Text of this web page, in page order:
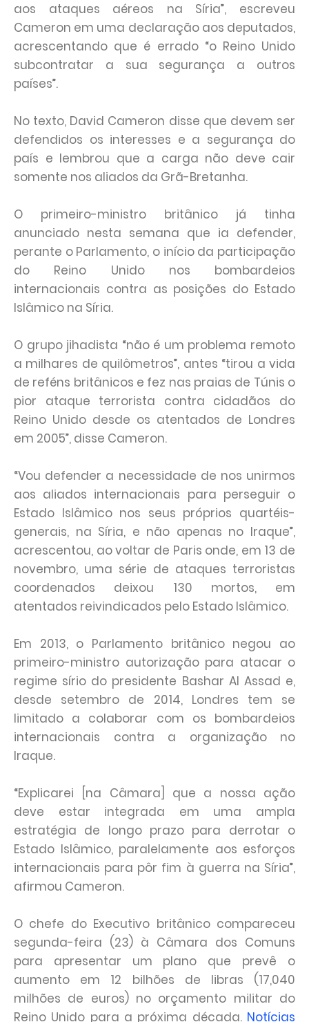
aos ataques aéreos na Síria”, escreveu
Cameron em uma declaração aos deputados,
acrescentando que é errado “o Reino Unido
subcontratar a sua segurança a outros
países”.
No texto, David Cameron disse que devem ser
defendidos os interesses e a segurança do
país e lembrou que a carga não deve cair
somente nos aliados da Grã-Bretanha.
O primeiro-ministro britânico já tinha
anunciado nesta semana que ia defender,
perante o Parlamento, o início da participação
do Reino Unido nos bombardeios
internacionais contra as posições do Estado
Islâmico na Síria.
O grupo jihadista “não é um problema remoto
a milhares de quilômetros”, antes “tirou a vida
de reféns britânicos e fez nas praias de Túnis o
pior ataque terrorista contra cidadãos do
Reino Unido desde os atentados de Londres
em 2005”, disse Cameron.
“Vou defender a necessidade de nos unirmos
aos aliados internacionais para perseguir o
Estado Islâmico nos seus próprios quartéis-
generais, na Síria, e não apenas no Iraque”,
acrescentou, ao voltar de Paris onde, em 13 de
novembro, uma série de ataques terroristas
coordenados deixou 130 mortos, em
atentados reivindicados pelo Estado Islâmico.
Em 2013, o Parlamento britânico negou ao
primeiro-ministro autorização para atacar o
regime sírio do presidente Bashar Al Assad e,
desde setembro de 2014, Londres tem se
limitado a colaborar com os bombardeios
internacionais contra a organização no
Iraque.
“Explicarei [na Câmara] que a nossa ação
deve estar integrada em uma ampla
estratégia de longo prazo para derrotar o
Estado Islâmico, paralelamente aos esforços
internacionais para pôr fim à guerra na Síria”,
afirmou Cameron.
O chefe do Executivo britânico compareceu
segunda-feira (23) à Câmara dos Comuns
para apresentar um plano que prevê o
aumento em 12 bilhões de libras (17,040
milhões de euros) no orçamento militar do
Reino Unido para a próxima década. Notícias